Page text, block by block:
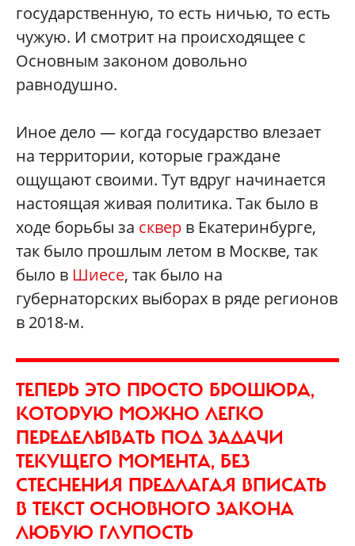
государственную, то есть ничью, то есть
чужую. И смотрит на происходящее с
Основным законом довольно
равнодушно.
Иное дело — когда государство влезает
на территории, которые граждане
ощущают своими. Тут вдруг начинается
настоящая живая политика. Так было в
ходе борьбы за сквер в Екатеринбурге,
так было прошлым летом в Москве, так
было в Шиесе, так было на
губернаторских выборах в ряде регионов
в 2018-м.
ТЕПЕРЬ ЭТО ПРОСТО БРОШЮРА,
КОТОРУЮ МОЖНО ЛЕГКО
ПЕРЕДЕЛЫВАТЬ ПОД ЗАДАЧИ
ТЕКУЩЕГО МОМЕНТА, БЕЗ
СТЕСНЕНИЯ ПРЕДЛАГАЯ ВПИСАТЬ
В ТЕКСТ ОСНОВНОГО ЗАКОНА
ЛЮБУЮ ГЛУПОСТЬ